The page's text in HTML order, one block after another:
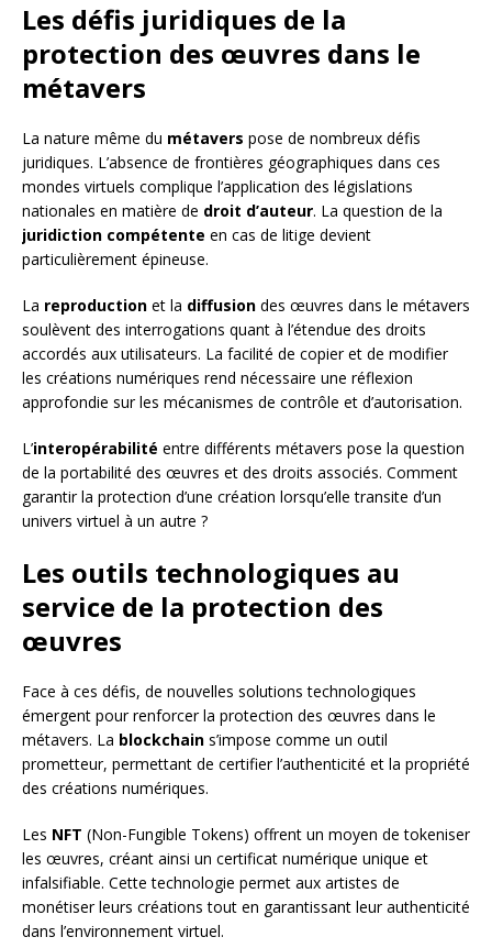
Les défis juridiques de la
protection des œuvres dans le
métavers
La nature même du métavers pose de nombreux défis
juridiques. L’absence de frontières géographiques dans ces
mondes virtuels complique l’application des législations
nationales en matière de droit d’auteur. La question de la
juridiction compétente en cas de litige devient
particulièrement épineuse.
La reproduction et la diffusion des œuvres dans le métavers
soulèvent des interrogations quant à l’étendue des droits
accordés aux utilisateurs. La facilité de copier et de modifier
les créations numériques rend nécessaire une réflexion
approfondie sur les mécanismes de contrôle et d’autorisation.
L’interopérabilité entre différents métavers pose la question
de la portabilité des œuvres et des droits associés. Comment
garantir la protection d’une création lorsqu’elle transite d’un
univers virtuel à un autre ?
Les outils technologiques au
service de la protection des
œuvres
Face à ces défis, de nouvelles solutions technologiques
émergent pour renforcer la protection des œuvres dans le
métavers. La blockchain s’impose comme un outil
prometteur, permettant de certifier l’authenticité et la propriété
des créations numériques.
Les NFT (Non-Fungible Tokens) offrent un moyen de tokeniser
les œuvres, créant ainsi un certificat numérique unique et
infalsifiable. Cette technologie permet aux artistes de
monétiser leurs créations tout en garantissant leur authenticité
dans l’environnement virtuel.